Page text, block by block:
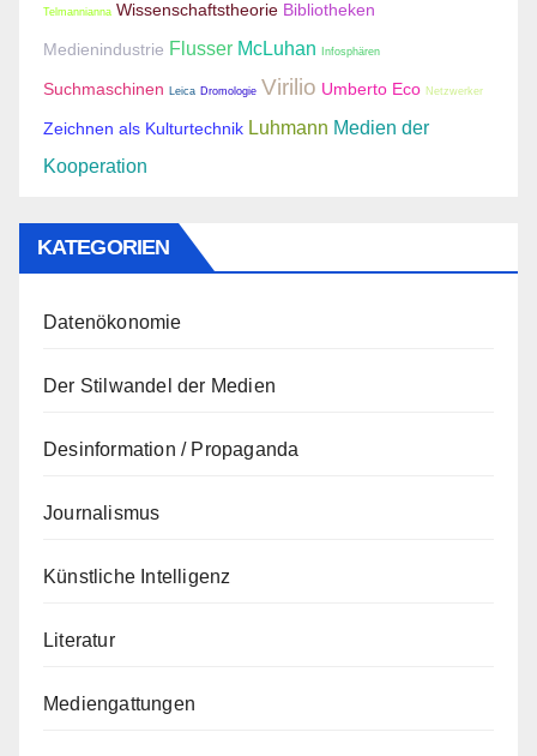
Telmannianna Wissenschaftstheorie Bibliotheken
Medienindustrie Flusser McLuhan Infosphären
Suchmaschinen Leica Dromologie Virilio Umberto Eco Netzwerker
Zeichnen als Kulturtechnik Luhmann Medien der
Kooperation
KATEGORIEN
Datenökonomie
Der Stilwandel der Medien
Desinformation / Propaganda
Journalismus
Künstliche Intelligenz
Literatur
Mediengattungen